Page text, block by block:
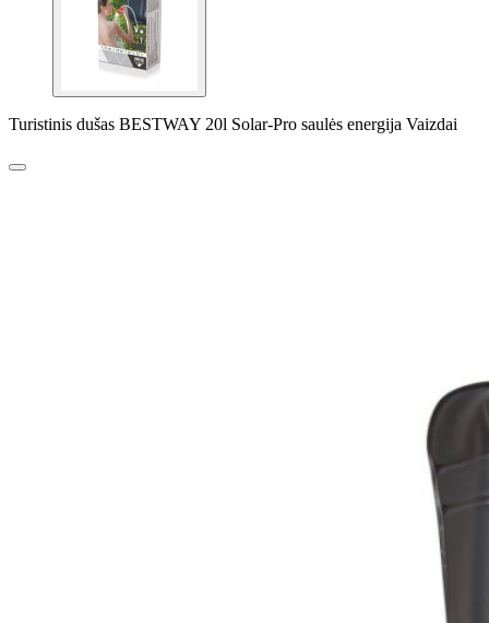
Turistinis dušas BESTWAY 20l Solar-Pro saulės energija Vaizdai